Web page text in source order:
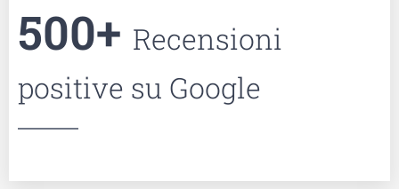
500+ Recensioni
positive su Google